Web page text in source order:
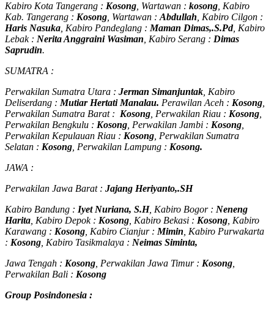
Kabiro Kota Tangerang : Kosong , Wartawan : kosong , Kabiro
Kab. Tangerang : Kosong , Wartawan : Abdullah , Kabiro Cilgon :
Haris Nasuka , Kabiro Pandeglang : Maman Dimas,.S.Pd, Kabiro
Lebak : Nerita Anggraini Wasiman , Kabiro Serang : Dimas
Saprudin.
SUMATRA :
Perwakilan Sumatra Utara : Jerman Simanjuntak , Kabiro
Deliserdang : Mutiar Hertati Manalau. Perawilan Aceh : Kosong
Perwakilan Sumatra Barat : Kosong , Perwakilan Riau : Kosong
Perwakilan Bengkulu : Kosong , Perwakilan Jambi : Kosong
Perwakilan Kepulauan Riau : Kosong , Perwakilan Sumatra
Selatan : Kosong , Perwakilan Lampung : Kosong.
JAWA :
Perwakilan Jawa Barat : Jajang Heriyanto,.SH
Kabiro Bandung : Iyet Nuriana, S.H, Kabiro Bogor : Neneng
Harita , Kabiro Depok : Kosong , Kabiro Bekasi : Kosong , Kabiro
Karawang : Kosong , Kabiro Cianjur : Mimin , Kabiro Purwakarta
: Kosong , Kabiro Tasikmalaya : Neimas Siminta,
Jawa Tengah : Kosong , Perwakilan Jawa Timur : Kosong
Perwakilan Bali : Kosong
Group Posindonesia :